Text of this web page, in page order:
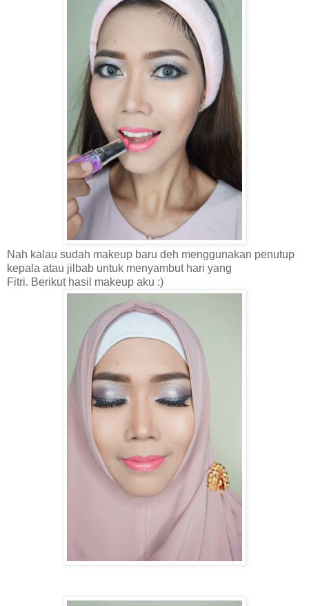
Nah kalau sudah makeup baru deh menggunakan penutup
kepala atau jilbab untuk menyambut hari yang
Fitri. Berikut hasil makeup aku :)